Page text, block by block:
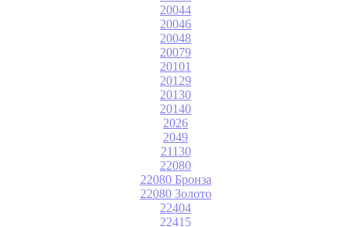
20044
20046
20048
20079
20101
20129
20130
20140
2026
2049
21130
22080
22080 Бронза
22080 Золото
22404
22415